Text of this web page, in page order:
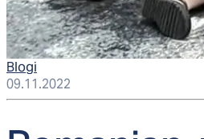
Blogi
09.11.2022